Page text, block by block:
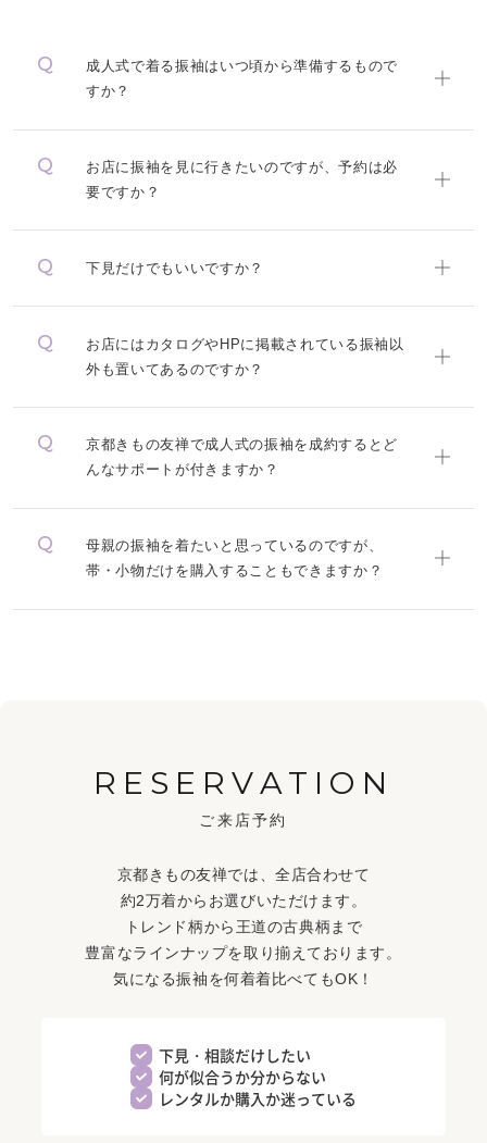
成人式で着る振袖はいつ頃から準備するもので
すか？
お店に振袖を見に行きたいのですが、予約は必
要ですか？
下見だけでもいいですか？
お店にはカタログやHPに掲載されている振袖以
外も置いてあるのですか？
京都きもの友禅で成人式の振袖を成約するとど
んなサポートが付きますか？
母親の振袖を着たいと思っているのですが、
帯・小物だけを購入することもできますか？
RESERVATION
ご来店予約
京都きもの友禅では、全店合わせて
約2万着からお選びいただけます。
トレンド柄から王道の古典柄まで
豊富なラインナップを取り揃えております。
気になる振袖を何着着比べてもOK！
下見・相談だけしたい
何が似合うか分からない
レンタルか購入か迷っている